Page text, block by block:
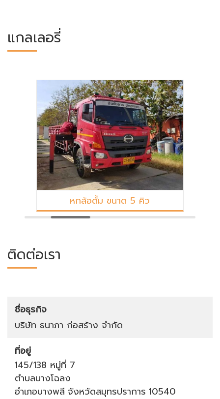
แกลเลอรี่
หกล้อดั้ม ขนาด 5 คิว
ติดต่อเรา
ชื่อธุรกิจ
บริษัท ธนาภา ก่อสร้าง จำกัด
ที่อยู่
145/138 หมู่ที่ 7
ตำบลบางโฉลง
อำเภอบางพลี จังหวัดสมุทรปราการ 10540